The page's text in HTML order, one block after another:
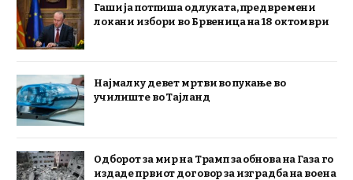
Гаши ја потпиша одлуката, предвремени
локани избори во Брвеница на 18 октомври
Најмалку девет мртви во пукање во
училиште во Тајланд
Одборот за мир на Трамп за обнова на Газа го
издаде првиот договор за изградба на воена